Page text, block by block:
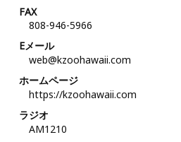
FAX
808-946-5966
Eメール
web@kzoohawaii.com
ホームページ
https://kzoohawaii.com
ラジオ
AM1210